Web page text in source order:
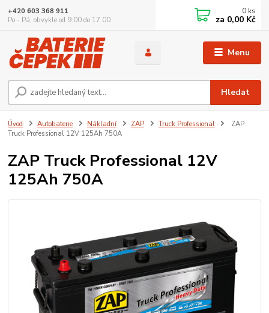
Menu
Hledat
+420 603 368 911
Po - Pá, obvykle od 9:00 do 17:00
0 ks
za 0,00 Kč
Úvod Autobaterie Nákladní ZAP Truck Professional
ZAP
Truck Professional 12V 125Ah 750A
ZAP Truck Professional 12V
125Ah 750A